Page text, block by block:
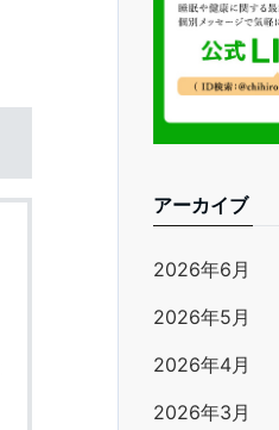
アーカイブ
2026年6月
2026年5月
2026年4月
2026年3月